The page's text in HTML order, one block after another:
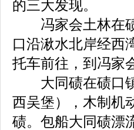
的三大发现。
冯家会土林在碛
口沿湫水北岸经西
托车前往，到冯家
大同碛在碛口镇
西吴堡），木制机
碛。包船大同碛漂